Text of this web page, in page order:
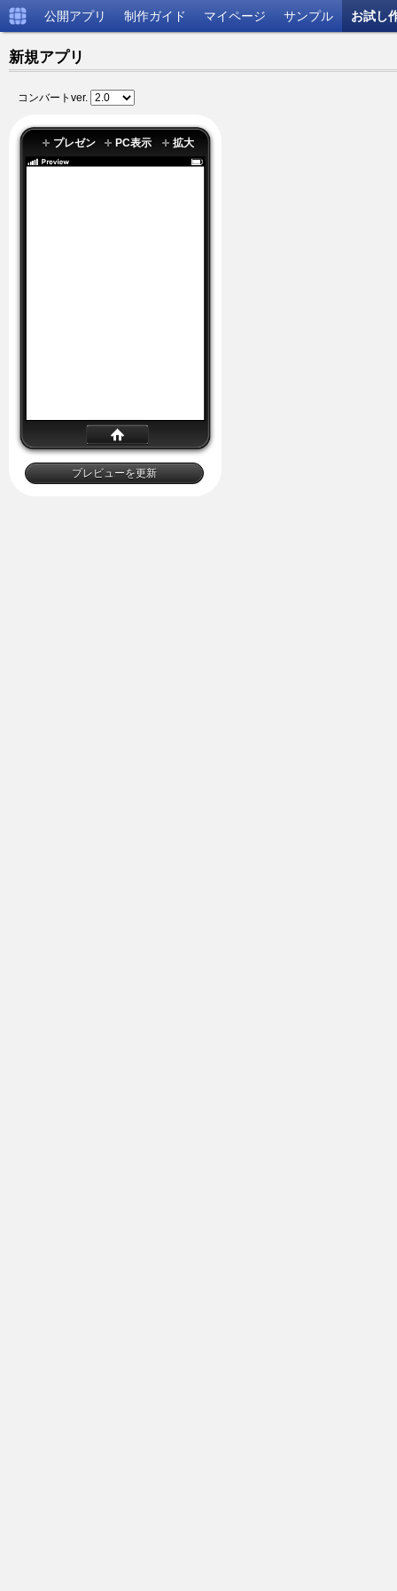
公開アプリ 制作ガイド マイページ サンプル お試し
新規アプリ
コンバートver.
プレゼン PC表示 拡大
プレビューを更新